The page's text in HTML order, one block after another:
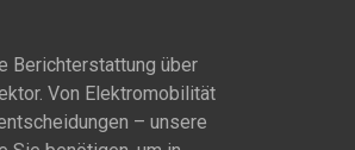
Berichterstattung über
Von Elektromobilität
– unsere